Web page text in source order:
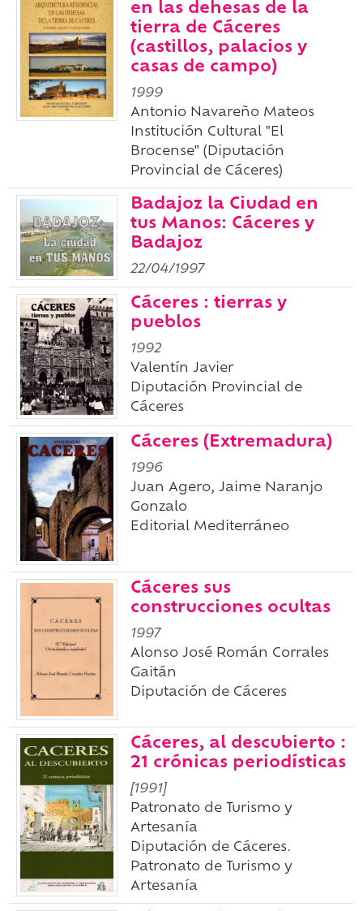
en las dehesas de la
tierra de Cáceres
(castillos, palacios y
casas de campo)
1999
Antonio Navareño Mateos
Institución Cultural "El
Brocense" (Diputación
Provincial de Cáceres)
Badajoz la Ciudad en
tus Manos: Cáceres y
Badajoz
22/04/1997
Cáceres : tierras y
pueblos
1992
Valentín Javier
Diputación Provincial de
Cáceres
Cáceres (Extremadura)
1996
Juan Agero, Jaime Naranjo
Gonzalo
Editorial Mediterráneo
Cáceres sus
construcciones ocultas
1997
Alonso José Román Corrales
Gaitán
Diputación de Cáceres
Cáceres, al descubierto :
21 crónicas periodísticas
[1991]
Patronato de Turismo y
Artesanía
Diputación de Cáceres.
Patronato de Turismo y
Artesanía